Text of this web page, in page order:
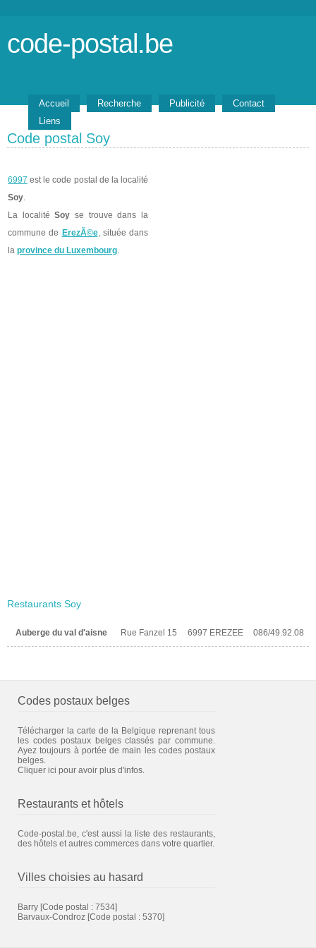
code-postal.be
Accueil Recherche Publicité
Contact
Liens
Code postal Soy
6997 est le code postal de la localité
Soy.
La localitéSoy se trouve dans la
commune de ErezÃ©e, située dans
la province du Luxembourg.
Restaurants Soy
Auberge du val d'aisne Rue Fanzel 15 6997 EREZEE 086/49.92.08
Codes postaux belges
Télécharger la carte de la Belgique reprenant tous
les codes postaux belges classés par commune.
Ayez toujours à portée de main les codes postaux
belges.
Cliquer ici pour avoir plus d'infos.
Restaurants et hôtels
Code-postal.be, c'est aussi la liste des restaurants,
des hôtels et autres commerces dans votre quartier.
Villes choisies au hasard
Barry [Code postal : 7534]
Barvaux-Condroz [Code postal : 5370]